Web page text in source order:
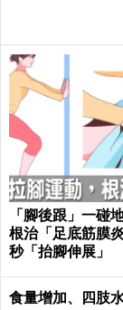
「腳後跟」一碰
根治「足底筋膜
秒「抬腳伸展」
食量增加、四肢